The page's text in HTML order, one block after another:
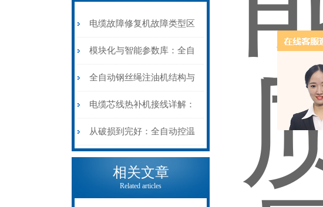
电缆故障修复机故障类型区
分指南：从“绝缘电
阻”到“波形特征”的精准诊
断逻辑
模块化与智能参数库：全自
动电缆修复机的快速换型逻
辑
全自动钢丝绳注油机结构与
工作原理：揭秘高效润滑的
机械密码
电缆芯线热补机接线详解：
从入门到精通
从破损到完好：全自动控温
电缆热补机的核心价值
相关文章
Related articles